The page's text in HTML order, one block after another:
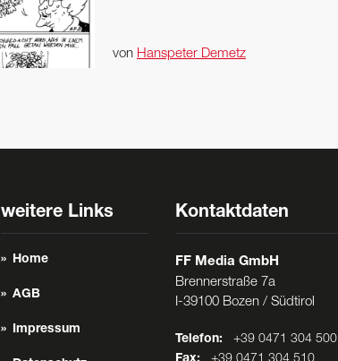
von Hanspeter Demetz
weitere Links
Home
AGB
Impressum
Kontaktdaten
FF Media GmbH
Brennerstraße 7a
I-39100 Bozen / Südtirol
Telefon: +39 0471 304 500